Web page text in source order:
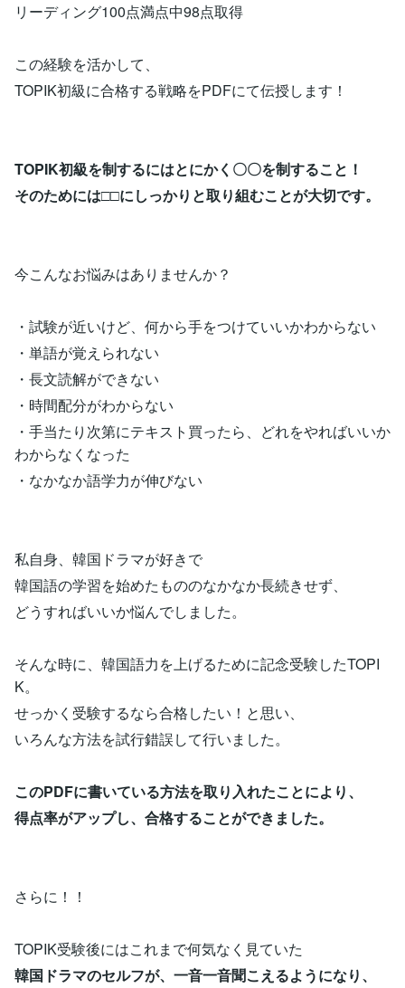
リーディング100点満点中98点取得
この経験を活かして、
TOPIK初級に合格する戦略をPDFにて伝授します！
TOPIK初級を制するにはとにかく〇〇を制すること！
そのためには□□にしっかりと取り組むことが大切です。
今こんなお悩みはありませんか？
・試験が近いけど、何から手をつけていいかわからない
・単語が覚えられない
・長文読解ができない
・時間配分がわからない
・手当たり次第にテキスト買ったら、どれをやればいいか
わからなくなった
・なかなか語学力が伸びない
私自身、韓国ドラマが好きで
韓国語の学習を始めたもののなかなか長続きせず、
どうすればいいか悩んでしました。
そんな時に、韓国語力を上げるために記念受験したTOPI
K。
せっかく受験するなら合格したい！と思い、
いろんな方法を試行錯誤して行いました。
このPDFに書いている方法を取り入れたことにより、
得点率がアップし、合格することができました。
さらに！！
TOPIK受験後にはこれまで何気なく見ていた
韓国ドラマのセルフが、一音一音聞こえるようになり、